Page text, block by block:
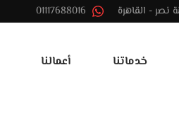
خدماتنا أعمالنا